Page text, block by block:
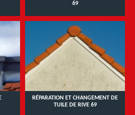
69
RÉPARATION ET CHANGEMENT DE
TUILE DE RIVE 69